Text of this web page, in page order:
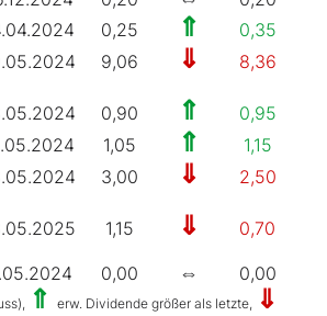
0,25 ⇑ 0,35
9,06 ⇓ 8,36
0,90 ⇑ 0,95
1,05 ⇑ 1,15
3,00 ⇓ 2,50
1,15 ⇓ 0,70
0,00 ⇔ 0,00
⇑ erw. Dividende größer als letzte, ⇓